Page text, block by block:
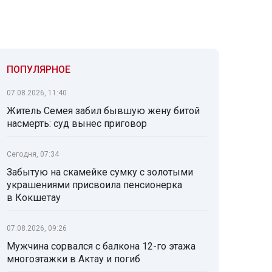
ПОПУЛЯРНОЕ
07.08.2026, 11:40
Житель Семея забил бывшую жену битой
насмерть: суд вынес приговор
Сегодня, 07:34
Забытую на скамейке сумку с золотыми
украшениями присвоила пенсионерка
в Кокшетау
07.08.2026, 09:26
Мужчина сорвался с балкона 12-го этажа
многоэтажки в Актау и погиб